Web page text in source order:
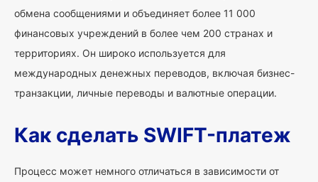
обмена сообщениями и объединяет более 11 000
финансовых учреждений в более чем 200 странах и
территориях. Он широко используется для
международных денежных переводов, включая бизнес-
транзакции, личные переводы и валютные операции.
Как сделать SWIFT-платеж
Процесс может немного отличаться в зависимости от